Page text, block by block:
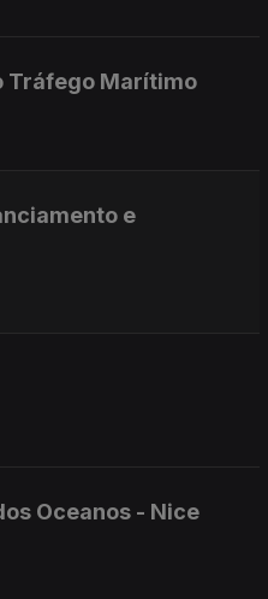
Tráfego Marítimo
e
Oceanos - Nice